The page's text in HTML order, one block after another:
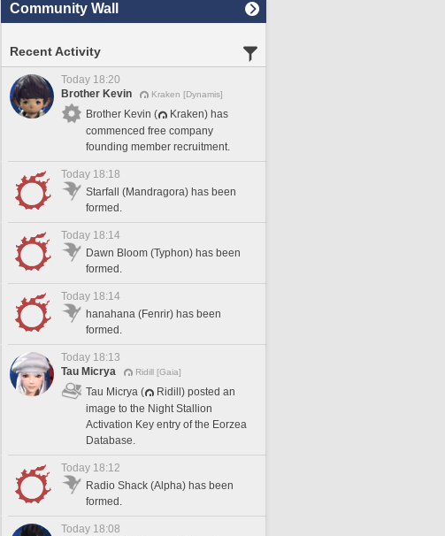
Community Wall
Recent Activity
Today 18:20
Brother Kevin
Kraken [Dynamis]
Brother Kevin (
Kraken) has
commenced free company
founding member recruitment.
Today 18:18
Starfall (Mandragora) has been
formed.
Today 18:14
Dawn Bloom (Typhon) has been
formed.
Today 18:14
hanahana (Fenrir) has been
formed.
Today 18:13
Tau Micrya
Ridill [Gaia]
Tau Micrya (
Ridill) posted an
image to the Night Stallion
Activation Key entry of the Eorzea
Database.
Today 18:12
Radio Shack (Alpha) has been
formed.
Today 18:08